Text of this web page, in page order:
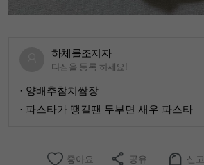
하체를조지자
다짐을 등록 하세요!
· 양배추참치쌈장
· 파스타가 땡길땐 두부면 새우 파스타
좋아요 공유 신고